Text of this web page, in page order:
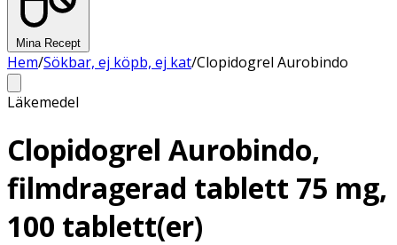
Mina Recept
Hem/Sökbar, ej köpb, ej kat/Clopidogrel Aurobindo
Läkemedel
Clopidogrel Aurobindo,
filmdragerad tablett 75 mg,
100 tablett(er)